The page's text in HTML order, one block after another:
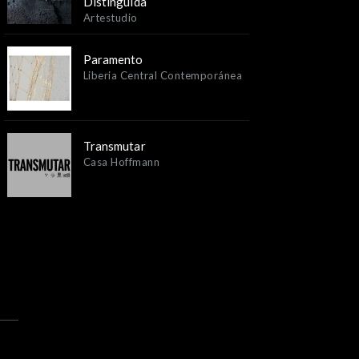
Artestudio
Paramento
Liberia Central Contemporánea
Transmutar
Casa Hoffmann